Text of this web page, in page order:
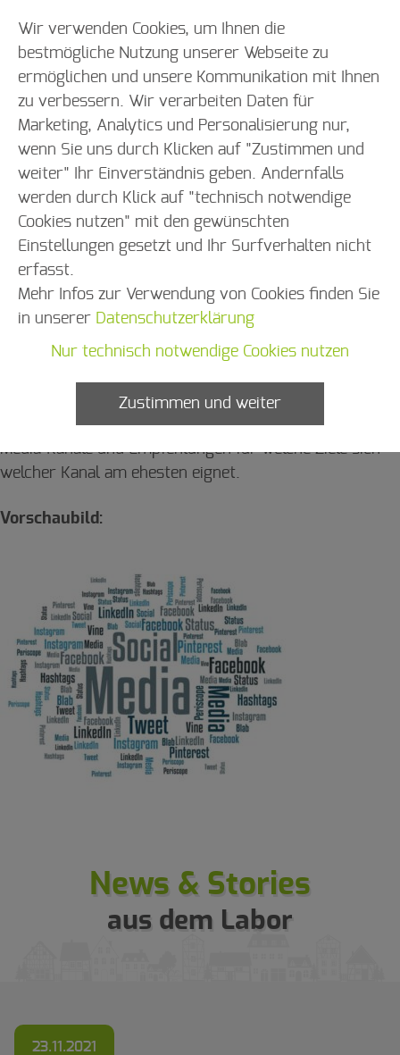
Suche
Diese Angaben werden benutzt, wenn dieser Beitrag
auf einer Seite inkludiert wird.
Überschrift:
Welcher Social-Media-Kanal ist der Richtige?
Link anzeigen:
Datum:
Vorschautext:
gab Kristin Steinbrecher von der Online Experience
GmbH einen Überblick über die verschiedenen Social-
Media-Kanäle und Empfehlungen für welche Ziele sich
welcher Kanal am ehesten eignet.
Vorschaubild:
News & Stories
aus dem Labor
23.11.2021
Wir verwenden Cookies, um Ihnen die
bestmögliche Nutzung unserer Webseite zu
ermöglichen und unsere Kommunikation mit Ihnen
zu verbessern. Wir verarbeiten Daten für
Marketing, Analytics und Personalisierung nur,
wenn Sie uns durch Klicken auf "Zustimmen und
weiter" Ihr Einverständnis geben. Andernfalls
werden durch Klick auf "technisch notwendige
Cookies nutzen" mit den gewünschten
Einstellungen gesetzt und Ihr Surfverhalten nicht
erfasst.
Mehr Infos zur Verwendung von Cookies finden Sie
in unserer Datenschutzerklärung
Nur technisch notwendige Cookies nutzen
Zustimmen und weiter